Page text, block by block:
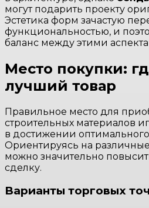
могут подарить проекту
Эстетика форм зачастую
функциональностью, и
баланс между этими
Место покупки:
лучший товар
Правильное место для
строительных материалов
в достижении оптимального
Ориентируясь на
можно значительно
сделку.
Варианты торговых